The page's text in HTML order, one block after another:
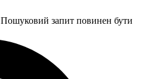
Пошуковий запит повинен бути